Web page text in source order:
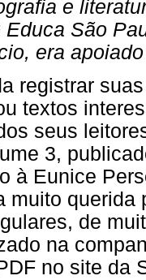
e
Educa São
era
registrar
textos
seus
3,
à Eunice
muito
de
na
no site da